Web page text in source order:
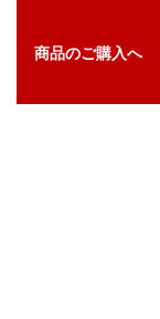
商品のご購入へ